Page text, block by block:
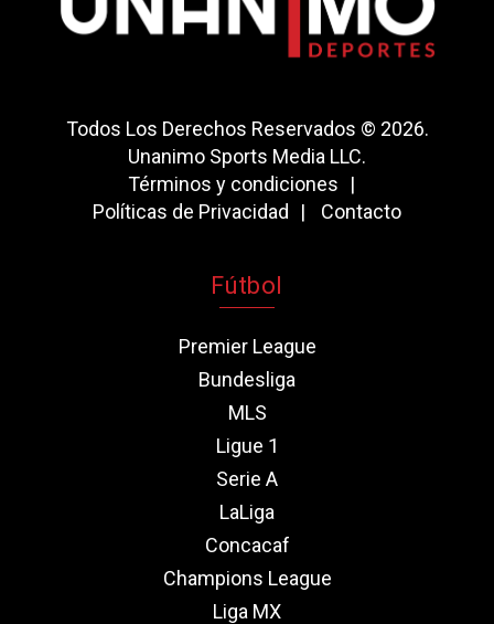
Todos Los Derechos Reservados © 2026.
Unanimo Sports Media LLC.
Términos y condiciones
Políticas de Privacidad
Contacto
Fútbol
Premier League
Bundesliga
MLS
Ligue 1
Serie A
LaLiga
Concacaf
Champions League
Liga MX